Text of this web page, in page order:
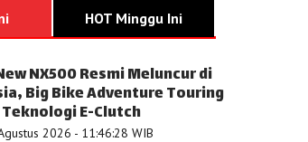
HOT Minggu Ini
NX500 Resmi Meluncur di
Big Bike Adventure Touring
E-Clutch
2026 - 11:46:28 WIB